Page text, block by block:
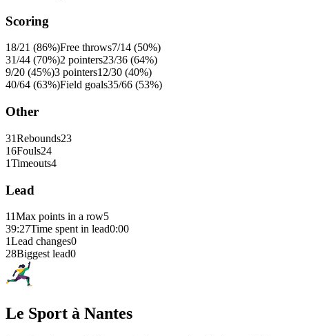
Scoring
18/21 (86%)Free throws7/14 (50%)
31/44 (70%)2 pointers23/36 (64%)
9/20 (45%)3 pointers12/30 (40%)
40/64 (63%)Field goals35/66 (53%)
Other
31Rebounds23
16Fouls24
1Timeouts4
Lead
11Max points in a row5
39:27Time spent in lead0:00
1Lead changes0
28Biggest lead0
Le Sport à Nantes